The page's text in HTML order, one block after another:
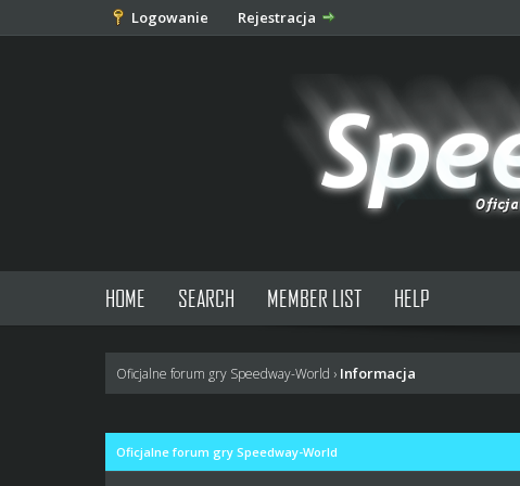
Logowanie Rejestracja
HOME SEARCH MEMBER LIST HELP
Oficjalne forum gry Speedway-World › Informacja
Oficjalne forum gry Speedway-World